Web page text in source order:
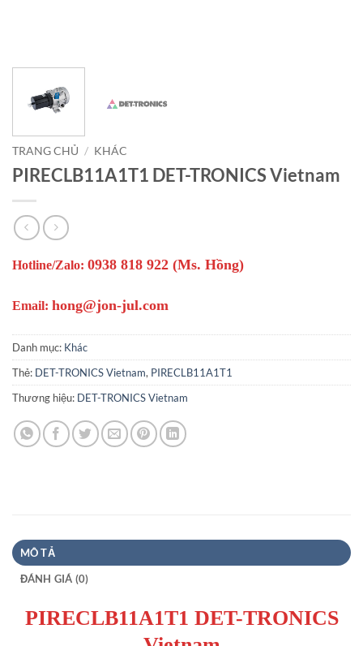
TRANG CHỦ / KHÁC
PIRECLB11A1T1 DET-TRONICS Vietnam
Hotline/Zalo: 0938 818 922 (Ms. Hồng)
Email: hong@jon-jul.com
Danh mục: Khác
Thẻ: DET-TRONICS Vietnam, PIRECLB11A1T1
Thương hiệu: DET-TRONICS Vietnam
MÔ TẢ
ĐÁNH GIÁ (0)
PIRECLB11A1T1 DET-TRONICS